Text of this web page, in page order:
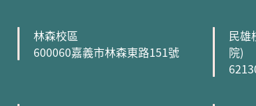
林森校區
600060嘉義市林森東路151號
民雄
院)